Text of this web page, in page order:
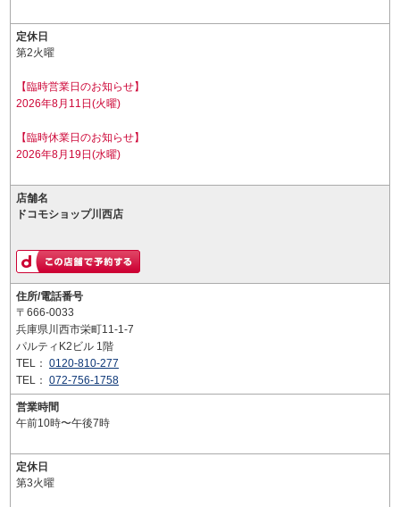
定休日
第2火曜
【臨時営業日のお知らせ】
2026年8月11日(火曜)
【臨時休業日のお知らせ】
2026年8月19日(水曜)
店舗名
ドコモショップ川西店
住所/電話番号
〒666-0033
兵庫県川西市栄町11-1-7
パルティK2ビル 1階
TEL： 0120-810-277
TEL： 072-756-1758
営業時間
午前10時〜午後7時
定休日
第3火曜